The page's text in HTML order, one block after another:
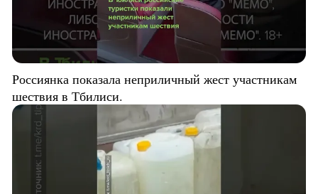
Россиянка показала неприличный жест участникам
шествия в Тбилиси.